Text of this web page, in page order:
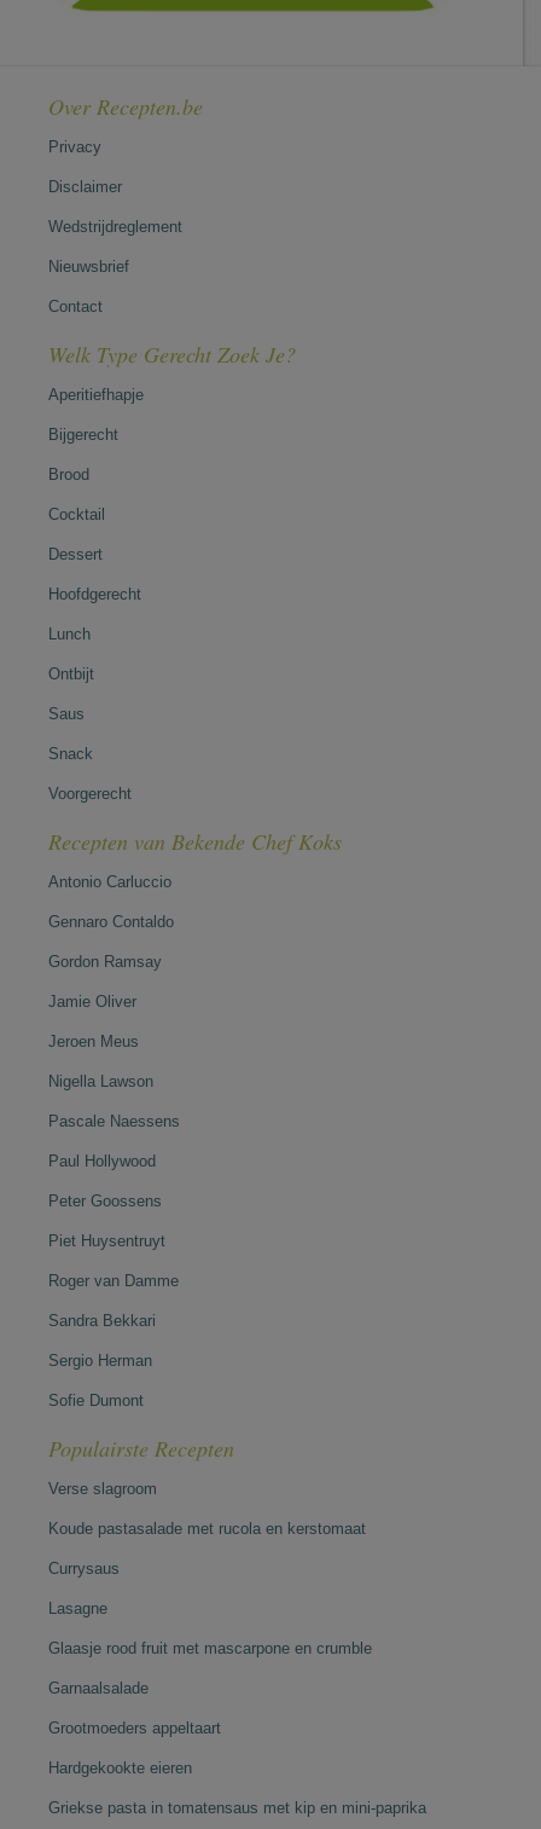
Over Recepten.be
Privacy
Disclaimer
Wedstrijdreglement
Nieuwsbrief
Contact
Welk Type Gerecht Zoek Je?
Aperitiefhapje
Bijgerecht
Brood
Cocktail
Dessert
Hoofdgerecht
Lunch
Ontbijt
Saus
Snack
Voorgerecht
Recepten van Bekende Chef Koks
Antonio Carluccio
Gennaro Contaldo
Gordon Ramsay
Jamie Oliver
Jeroen Meus
Nigella Lawson
Pascale Naessens
Paul Hollywood
Peter Goossens
Piet Huysentruyt
Roger van Damme
Sandra Bekkari
Sergio Herman
Sofie Dumont
Populairste Recepten
Verse slagroom
Koude pastasalade met rucola en kerstomaat
Currysaus
Lasagne
Glaasje rood fruit met mascarpone en crumble
Garnaalsalade
Grootmoeders appeltaart
Hardgekookte eieren
Griekse pasta in tomatensaus met kip en mini-paprika